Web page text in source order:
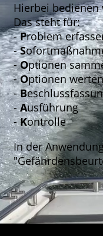
Hierbei bedienen
Das steht für:
-Problem
-S
-Optionen
-Optionen
-B
-Ausführung
-Kontrolle
In der